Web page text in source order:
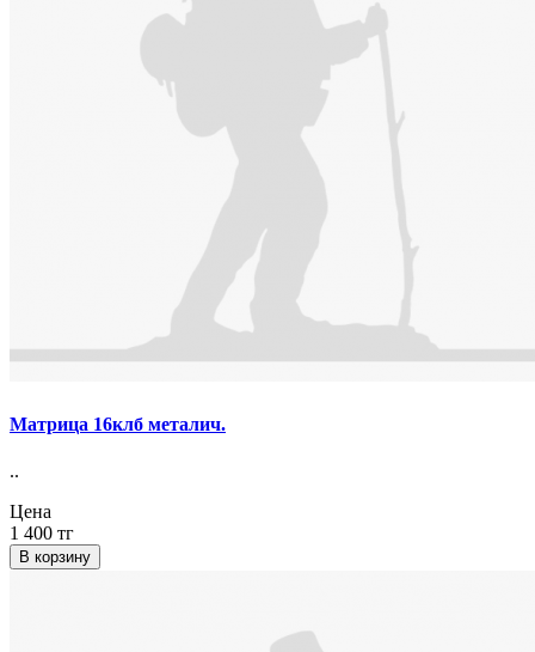
Матрица 16клб металич.
..
Цена
1 400 тг
В корзину